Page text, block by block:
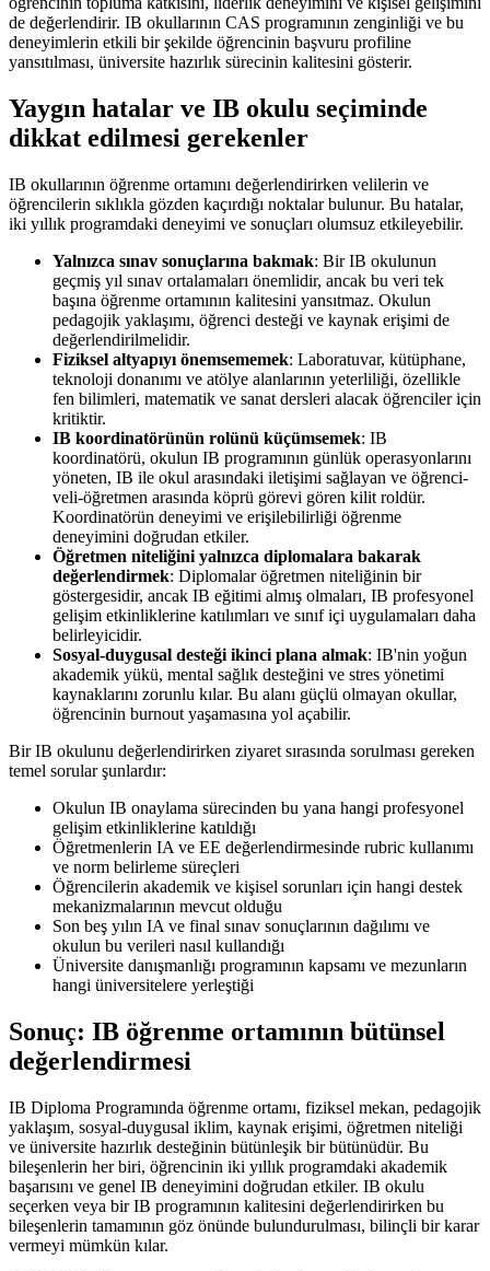
de değerlendirir. IB okullarının CAS programının zenginliği ve bu
deneyimlerin etkili bir şekilde öğrencinin başvuru profiline
yansıtılması, üniversite hazırlık sürecinin kalitesini gösterir.
Yaygın hatalar ve IB okulu seçiminde
dikkat edilmesi gerekenler
IB okullarının öğrenme ortamını değerlendirirken velilerin ve
öğrencilerin sıklıkla gözden kaçırdığı noktalar bulunur. Bu hatalar,
iki yıllık programdaki deneyimi ve sonuçları olumsuz etkileyebilir.
Yalnızca sınav sonuçlarına bakmak: Bir IB okulunun
geçmiş yıl sınav ortalamaları önemlidir, ancak bu veri tek
başına öğrenme ortamının kalitesini yansıtmaz. Okulun
pedagojik yaklaşımı, öğrenci desteği ve kaynak erişimi de
değerlendirilmelidir.
Fiziksel altyapıyı önemsememek: Laboratuvar, kütüphane,
teknoloji donanımı ve atölye alanlarının yeterliliği, özellikle
fen bilimleri, matematik ve sanat dersleri alacak öğrenciler için
kritiktir.
IB koordinatörünün rolünü küçümsemek: IB
koordinatörü, okulun IB programının günlük operasyonlarını
yöneten, IB ile okul arasındaki iletişimi sağlayan ve öğrenci-
veli-öğretmen arasında köprü görevi gören kilit roldür.
Koordinatörün deneyimi ve erişilebilirliği öğrenme
deneyimini doğrudan etkiler.
Öğretmen niteliğini yalnızca diplomalara bakarak
değerlendirmek: Diplomalar öğretmen niteliğinin bir
göstergesidir, ancak IB eğitimi almış olmaları, IB profesyonel
gelişim etkinliklerine katılımları ve sınıf içi uygulamaları daha
belirleyicidir.
Sosyal-duygusal desteği ikinci plana almak: IB'nin yoğun
akademik yükü, mental sağlık desteğini ve stres yönetimi
kaynaklarını zorunlu kılar. Bu alanı güçlü olmayan okullar,
öğrencinin burnout yaşamasına yol açabilir.
Bir IB okulunu değerlendirirken ziyaret sırasında sorulması gereken
temel sorular şunlardır:
Okulun IB onaylama sürecinden bu yana hangi profesyonel
gelişim etkinliklerine katıldığı
Öğretmenlerin IA ve EE değerlendirmesinde rubric kullanımı
ve norm belirleme süreçleri
Öğrencilerin akademik ve kişisel sorunları için hangi destek
mekanizmalarının mevcut olduğu
Son beş yılın IA ve final sınav sonuçlarının dağılımı ve
okulun bu verileri nasıl kullandığı
Üniversite danışmanlığı programının kapsamı ve mezunların
hangi üniversitelere yerleştiği
Sonuç: IB öğrenme ortamının bütünsel
değerlendirmesi
IB Diploma Programında öğrenme ortamı, fiziksel mekan, pedagojik
yaklaşım, sosyal-duygusal iklim, kaynak erişimi, öğretmen niteliği
ve üniversite hazırlık desteğinin bütünleşik bir bütünüdür. Bu
bileşenlerin her biri, öğrencinin iki yıllık programdaki akademik
başarısını ve genel IB deneyimini doğrudan etkiler. IB okulu
seçerken veya bir IB programının kalitesini değerlendirirken bu
bileşenlerin tamamının göz önünde bulundurulması, bilinçli bir karar
vermeyi mümkün kılar.